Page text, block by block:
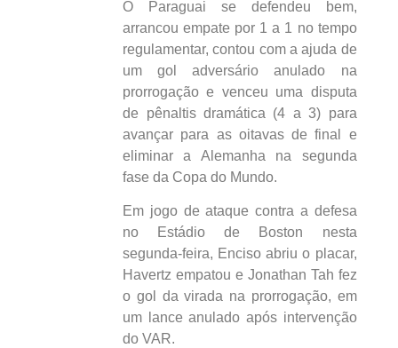
O Paraguai se defendeu bem,
arrancou empate por 1 a 1 no tempo
regulamentar, contou com a ajuda de
um gol adversário anulado na
prorrogação e venceu uma disputa
de pênaltis dramática (4 a 3) para
avançar para as oitavas de final e
eliminar a Alemanha na segunda
fase da Copa do Mundo.
Em jogo de ataque contra a defesa
no Estádio de Boston nesta
segunda-feira, Enciso abriu o placar,
Havertz empatou e Jonathan Tah fez
o gol da virada na prorrogação, em
um lance anulado após intervenção
do VAR.